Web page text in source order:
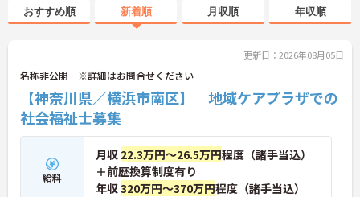
おすすめ順 新着順 月収順 年収順
更新日：2026年08月05日
名称非公開 ※詳細はお問合せください
【神奈川県／横浜市南区】 地域ケアプラザでの
社会福祉士募集
給料
月収 22.3万円～26.5万円程度（諸手当込）
＋前歴換算制度有り
年収320万円～370万円程度（諸手当込）